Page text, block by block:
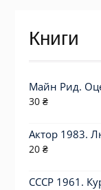
Книги
Майн Рид.
30 ₴
Актор 1983.
20 ₴
СССР 1961.